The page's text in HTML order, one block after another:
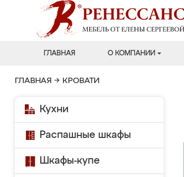
ГЛАВНАЯ О КОМПАНИИ
ГЛАВНАЯ → КРОВАТИ
Кухни
Распашные шкафы
Шкафы-купе